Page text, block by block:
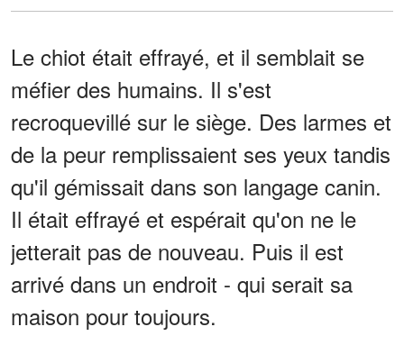
Le chiot était effrayé, et il semblait se
méfier des humains. Il s'est
recroquevillé sur le siège. Des larmes et
de la peur remplissaient ses yeux tandis
qu'il gémissait dans son langage canin.
Il était effrayé et espérait qu'on ne le
jetterait pas de nouveau. Puis il est
arrivé dans un endroit - qui serait sa
maison pour toujours.